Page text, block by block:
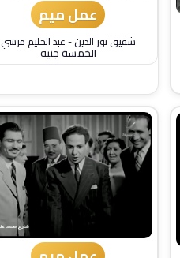
عمل ميم
شفيق نور الدين-عبد الحليم مرسي
الخمسة جنيه